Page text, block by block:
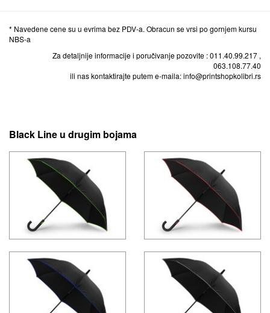
* Navedene cene su u evrima bez PDV-a. Obracun se vrsi po gornjem kursu
NBS-a
Za detaljnije informacije i poručivanje pozovite : 011.40.99.217 ,
063.108.77.40
ili nas kontaktirajte putem e-maila: info@printshopkolibri.rs
Black Line u drugim bojama